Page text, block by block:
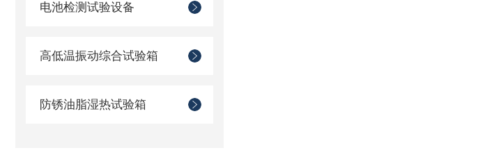
电池检测试验设备
高低温振动综合试验箱
防锈油脂湿热试验箱